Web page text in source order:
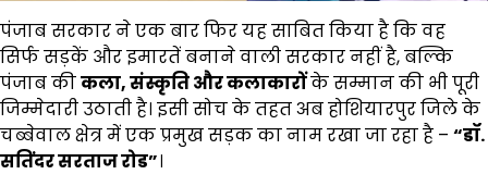
पंजाब सरकार ने एक बार फिर यह साबित किया है कि वह
सिर्फ सड़कें और इमारतें बनाने वाली सरकार नहीं है, बल्कि
पंजाब कीकला,संस्कृति और कलाकारोंके सम्मान की भी पूरी
जिम्मेदारी उठाती है। इसी सोच के तहत अब होशियारपुर जिले के
चब्बेवाल क्षेत्र में एक प्रमुख सड़क का नाम रखा जा रहा है – “डॉ.
सतिंदर सरताज रोड”।